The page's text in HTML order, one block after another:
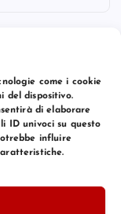
come i cookie
del dispositivo.
di elaborare
ID univoci su questo
influire